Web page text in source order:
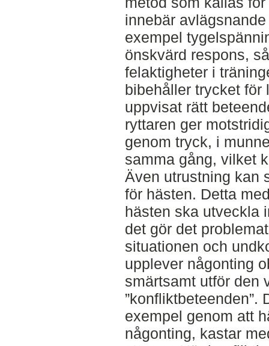
innebär
exempel
önskvärd respons,
felaktigheter i
bibehåller trycket för
uppvisat rätt
ryttaren ger
genom tryck, i
samma gång, vilket
Även utrustning kan
för hästen. Detta
hästen ska utveckla
det gör det
situationen och
upplever någonting
smärtsamt utför den
exempel genom att
någonting, kastar